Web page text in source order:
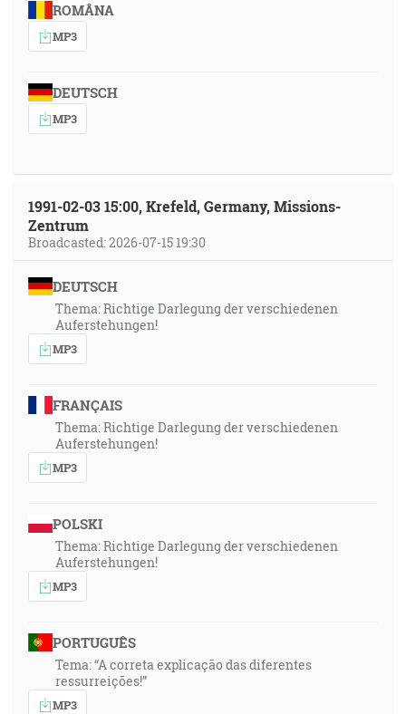
ROMÂNA
MP3
DEUTSCH
MP3
1991-02-03 15:00, Krefeld, Germany, Missions-
Zentrum
Broadcasted: 2026-07-15 19:30
DEUTSCH
Thema: Richtige Darlegung der verschiedenen
Auferstehungen!
MP3
FRANÇAIS
Thema: Richtige Darlegung der verschiedenen
Auferstehungen!
MP3
POLSKI
Thema: Richtige Darlegung der verschiedenen
Auferstehungen!
MP3
PORTUGUÊS
Tema: “A correta explicação das diferentes
ressurreições!”
MP3